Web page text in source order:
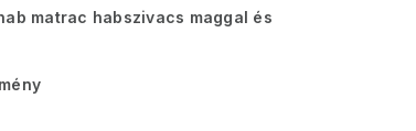
matrac habszivacs maggal és